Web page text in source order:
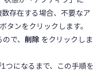
存在する場合、不要なア
ボタンをクリックします。
で、 削除 をクリックしま
つになるまで、この手順を